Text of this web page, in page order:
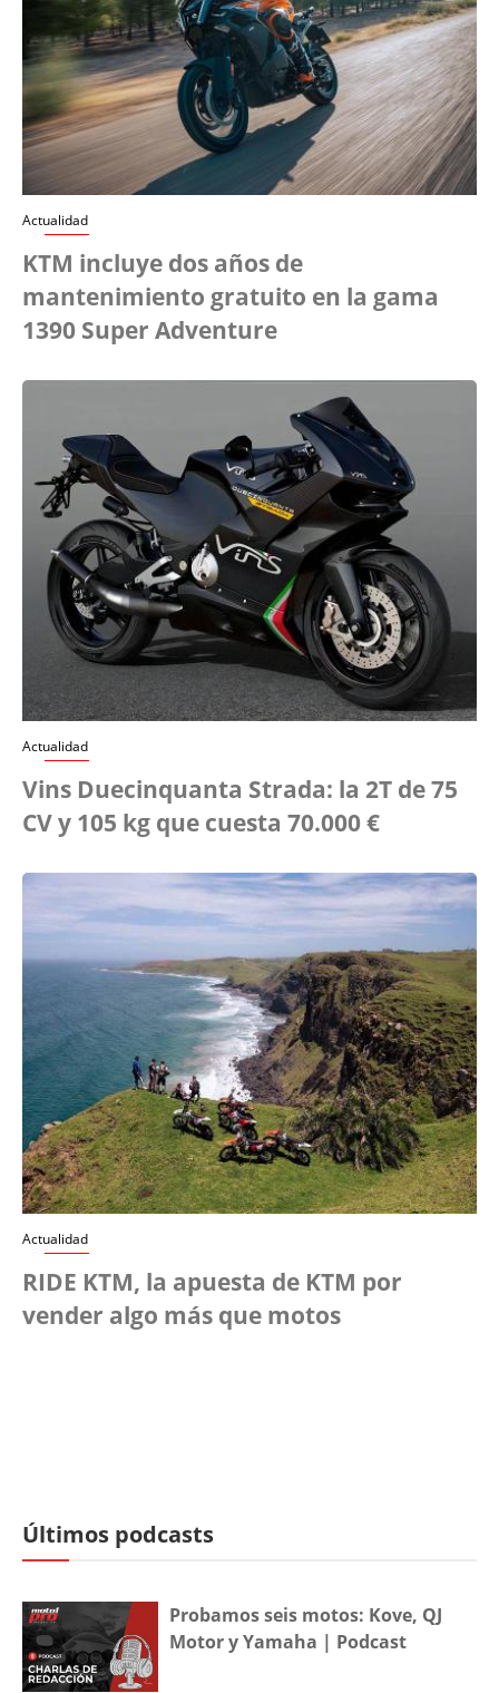
Actualidad
KTM incluye dos años de
mantenimiento gratuito en la gama
1390 Super Adventure
Actualidad
Vins Duecinquanta Strada: la 2T de 75
CV y 105 kg que cuesta 70.000 €
Actualidad
RIDE KTM, la apuesta de KTM por
vender algo más que motos
Últimos podcasts
Probamos seis motos: Kove, QJ
Motor y Yamaha | Podcast